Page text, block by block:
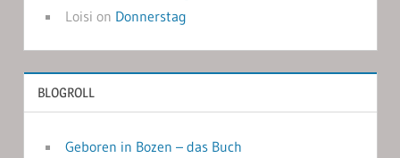
Loisi on Donnerstag
BLOGROLL
Geboren in Bozen – das Buch